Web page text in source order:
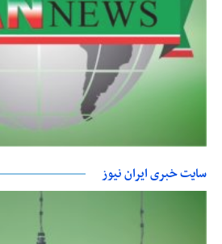
سایت خبری ایران نیوز